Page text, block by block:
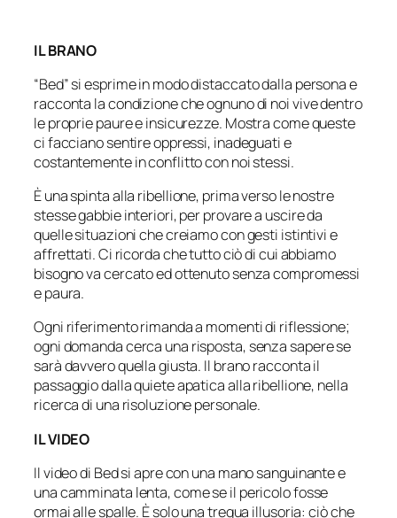
IL BRANO
“Bed” si esprime in modo distaccato dalla persona e
racconta la condizione che ognuno di noi vive dentro
le proprie paure e insicurezze. Mostra come queste
ci facciano sentire oppressi, inadeguati e
costantemente in conflitto con noi stessi.
È una spinta alla ribellione, prima verso le nostre
stesse gabbie interiori, per provare a uscire da
quelle situazioni che creiamo con gesti istintivi e
affrettati. Ci ricorda che tutto ciò di cui abbiamo
bisogno va cercato ed ottenuto senza compromessi
e paura.
Ogni riferimento rimanda a momenti di riflessione;
ogni domanda cerca una risposta, senza sapere se
sarà davvero quella giusta. Il brano racconta il
passaggio dalla quiete apatica alla ribellione, nella
ricerca di una risoluzione personale.
IL VIDEO
Il video di Bed si apre con una mano sanguinante e
una camminata lenta, come se il pericolo fosse
ormai alle spalle. È solo una tregua illusoria: ciò che